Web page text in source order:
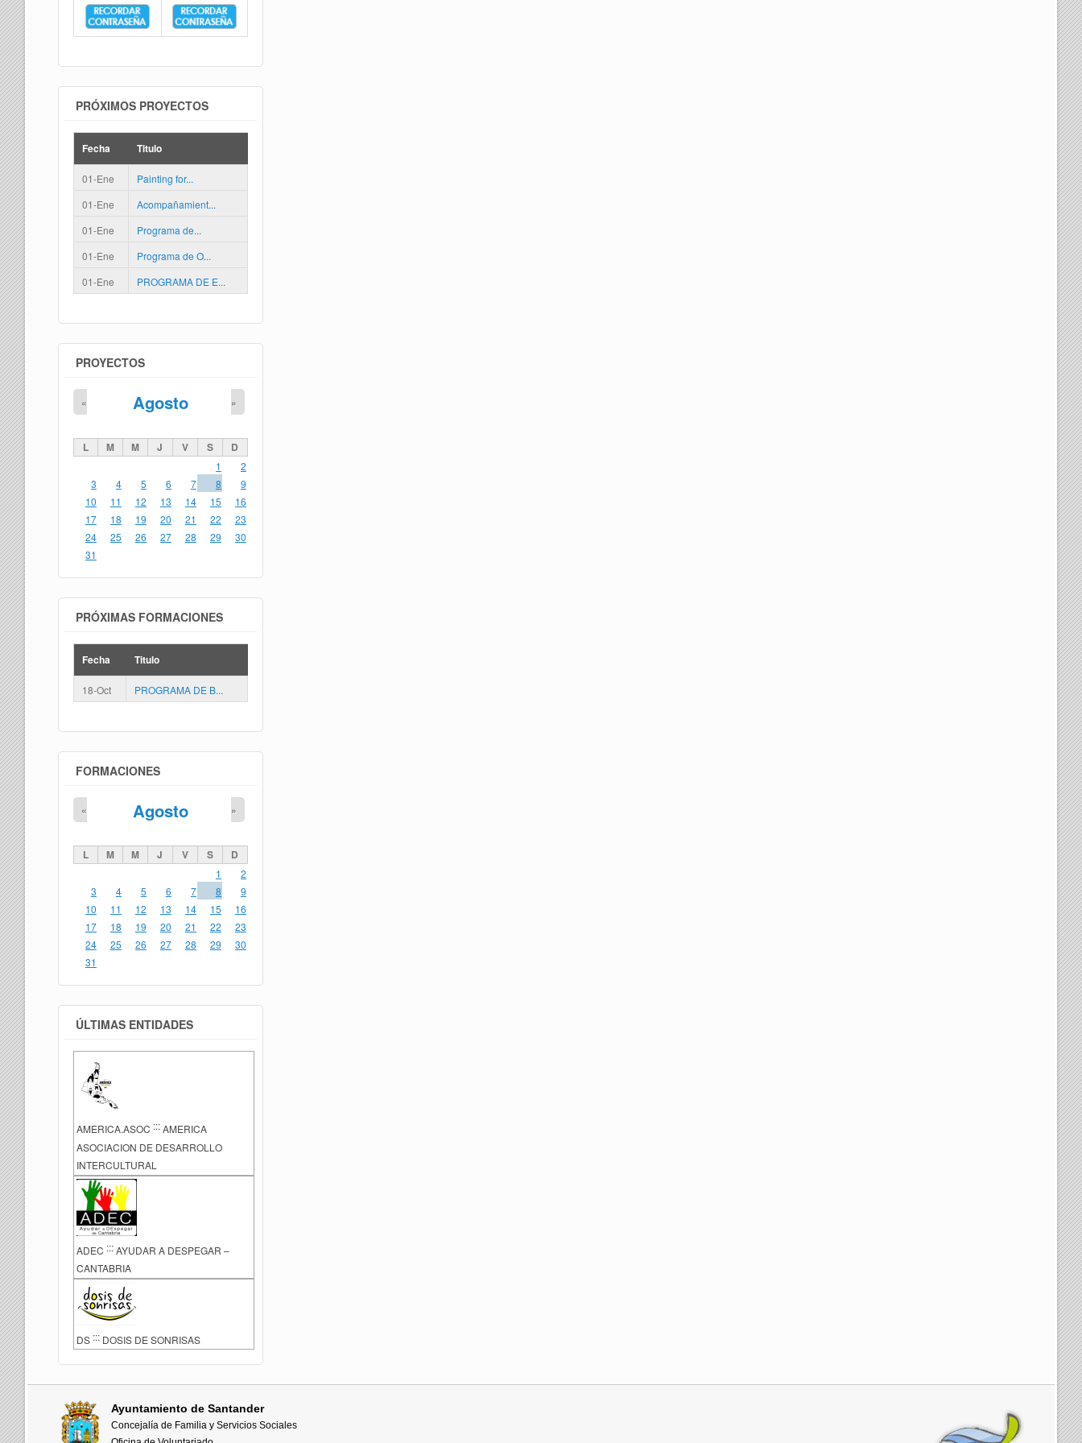
PRÓXIMOS PROYECTOS
Fecha Titulo
01-Ene
Painting for...
01-Ene
Acompañamient...
01-Ene
Programa de...
01-Ene
Programa de O...
01-Ene
PROGRAMA DE E...
PROYECTOS
Agosto
« »
L M M J V S D
1
2
3
4 5 6 7 8
9
10
11 12 13 14 15
16
17
18 19 20 21 22
23
24
25 26 27 28 29
30
31
PRÓXIMAS FORMACIONES
Fecha Titulo
18-Oct PROGRAMA DE B...
FORMACIONES
Agosto
« »
L M M J V S D
1
2
3
4 5 6 7 8
9
10
11 12 13 14 15
16
17
18 19 20 21 22
23
24
25 26 27 28 29
30
31
ÚLTIMAS ENTIDADES
AMERICA.ASOC :::AMERICA
ASOCIACION DE DESARROLLO
INTERCULTURAL
ADEC ::: AYUDAR A DESPEGAR –
CANTABRIA
DS ::: DOSIS DE SONRISAS
Ayuntamiento de Santander
Concejalía de Familia y Servicios Sociales